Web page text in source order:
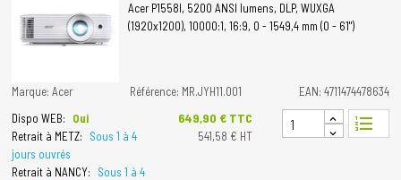
Acer P1558I, 5200 ANSI lumens, DLP, WUXGA
(1920x1200), 10000:1, 16:9, 0 - 1549,4 mm (0 - 61")
Marque: Acer Référence: MR.JYH11.001
EAN: 4711474478634
Dispo WEB:
Oui
Retrait à METZ:
Sous 1 à 4
jours ouvrés
Retrait à NANCY:
Sous 1 à 4
Prix
649,90 € TTC
541,58 € HT
format_list_numbered